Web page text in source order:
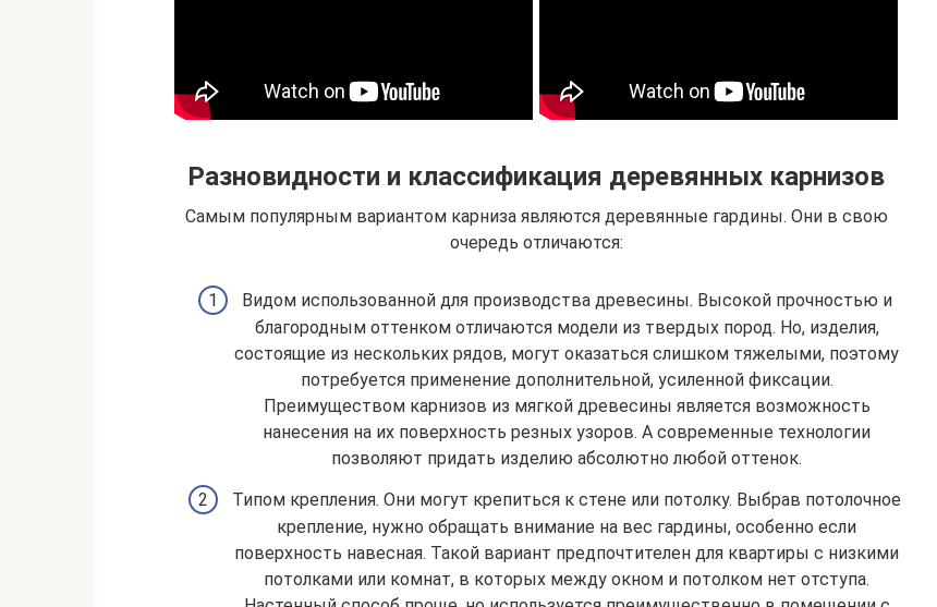
Разновидности и классификация деревянных карнизов
Самым популярным вариантом карниза являются деревянные гардины. Они в свою
очередь отличаются:
Видом использованной для производства древесины. Высокой прочностью и
благородным оттенком отличаются модели из твердых пород. Но, изделия,
состоящие из нескольких рядов, могут оказаться слишком тяжелыми, поэтому
потребуется применение дополнительной, усиленной фиксации.
Преимуществом карнизов из мягкой древесины является возможность
нанесения на их поверхность резных узоров. А современные технологии
позволяют придать изделию абсолютно любой оттенок.
Типом крепления. Они могут крепиться к стене или потолку. Выбрав потолочное
крепление, нужно обращать внимание на вес гардины, особенно если
поверхность навесная. Такой вариант предпочтителен для квартиры с низкими
потолками или комнат, в которых между окном и потолком нет отступа.